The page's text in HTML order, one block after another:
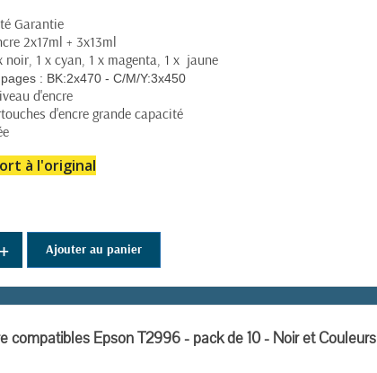
(69 avis)
Garantie
2x17ml + 3x13ml
noir, 1 x cyan, 1 x magenta, 1 x jaune
: BK:2x470 - C/M/Y:3x450
d'encre
d'encre grande capacité
à l'original
+ Ajouter au panier
compatibles Epson T2996 - pack de 10 - Noir et Couleurs